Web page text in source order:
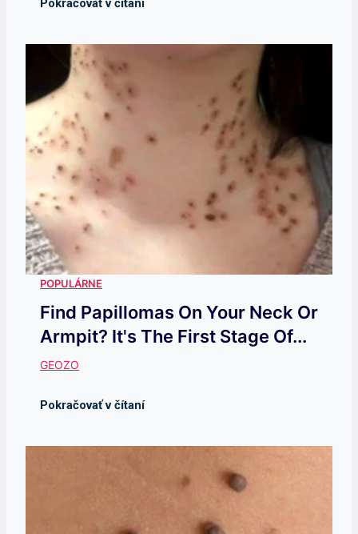
Find Papillomas On Your Neck Or
Armpit? It's The First Stage Of...